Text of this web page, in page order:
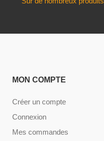
MON COMPTE
Créer un compte
Connexion
Mes commandes